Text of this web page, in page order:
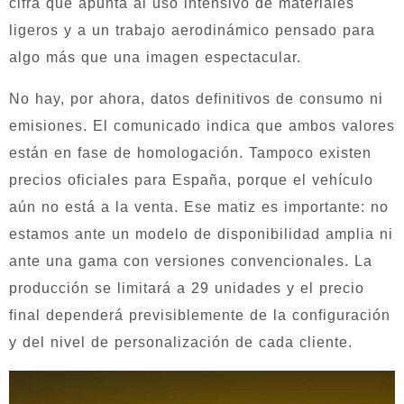
cifra que apunta al uso intensivo de materiales
ligeros y a un trabajo aerodinámico pensado para
algo más que una imagen espectacular.
No hay, por ahora, datos definitivos de consumo ni
emisiones. El comunicado indica que ambos valores
están en fase de homologación. Tampoco existen
precios oficiales para España, porque el vehículo
aún no está a la venta. Ese matiz es importante: no
estamos ante un modelo de disponibilidad amplia ni
ante una gama con versiones convencionales. La
producción se limitará a 29 unidades y el precio
final dependerá previsiblemente de la configuración
y del nivel de personalización de cada cliente.